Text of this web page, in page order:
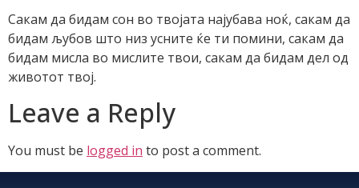
Сакам да бидам сон во твојата најубава ноќ, сакам да
бидам љубов што низ усните ќе ти помини, сакам да
бидам мисла во мислите твои, сакам да бидам дел од
животот твој.
Leave a Reply
You must be logged in to post a comment.